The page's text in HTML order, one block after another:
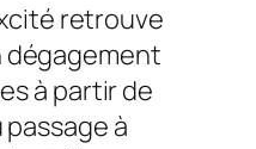
retrouve
dégagement
à partir de
à